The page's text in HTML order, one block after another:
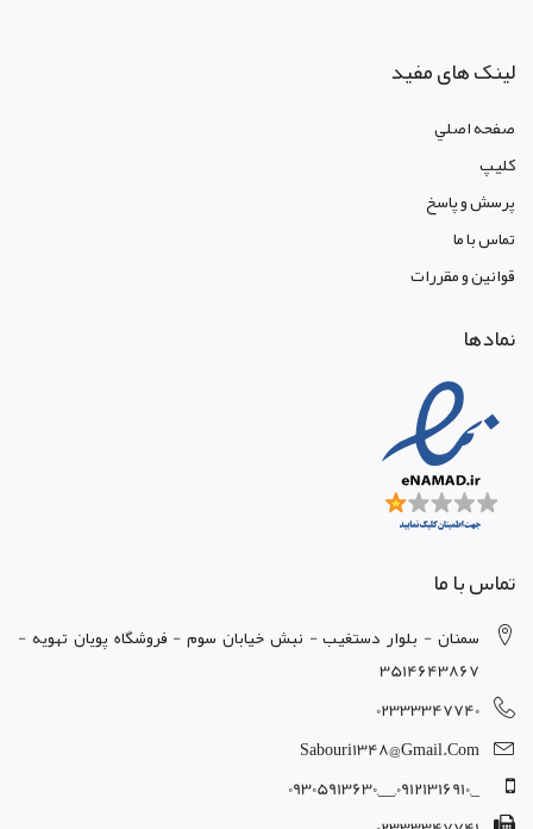
لینک های مفید
صفحه اصلي
کليپ
پرسش و پاسخ
تماس با ما
قوانين و مقررات
نمادها
تماس با ما
سمنان - بلوار دستغيب - نبش خيابان سوم - فروشگاه پويان تهويه -
3514643867
02333347740
Sabouri1348@gmail.com
_,09121316910,__,09305913630